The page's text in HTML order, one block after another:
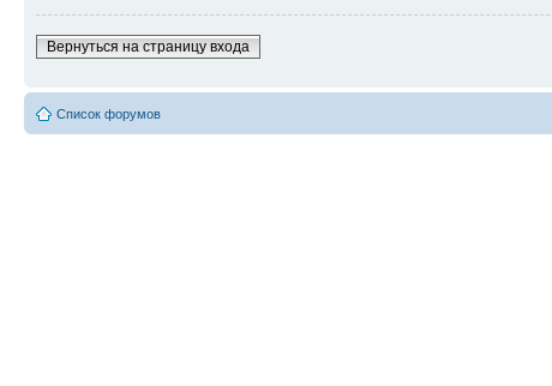
Вернуться на страницу входа
Список форумов